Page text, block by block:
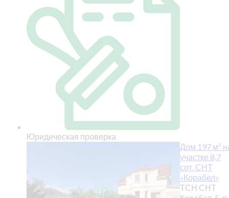
Юридическая проверка
Дом 197 м²
участке 8,7
сот. СНТ
«Корабел»
ТСН СНТ